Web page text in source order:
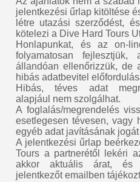
jelentkezési űrlap kitöltése
létre utazási szerződést,
kötelezi a Dive Hard Tours
Honlapunkat, és az on-
folyamatosan
állandóan ellenőrizzük, de
hibás adatbevitel
Hibás, téves adat
alapjául nem szolgálhat.
A foglalás/megrendelés
esetlegesen tévesen, vagy
egyéb adat javításának
A jelentkezési űrlap
Tours a partnerétől lekéri
akkor aktuális árat, és
jelentkezőt emailben